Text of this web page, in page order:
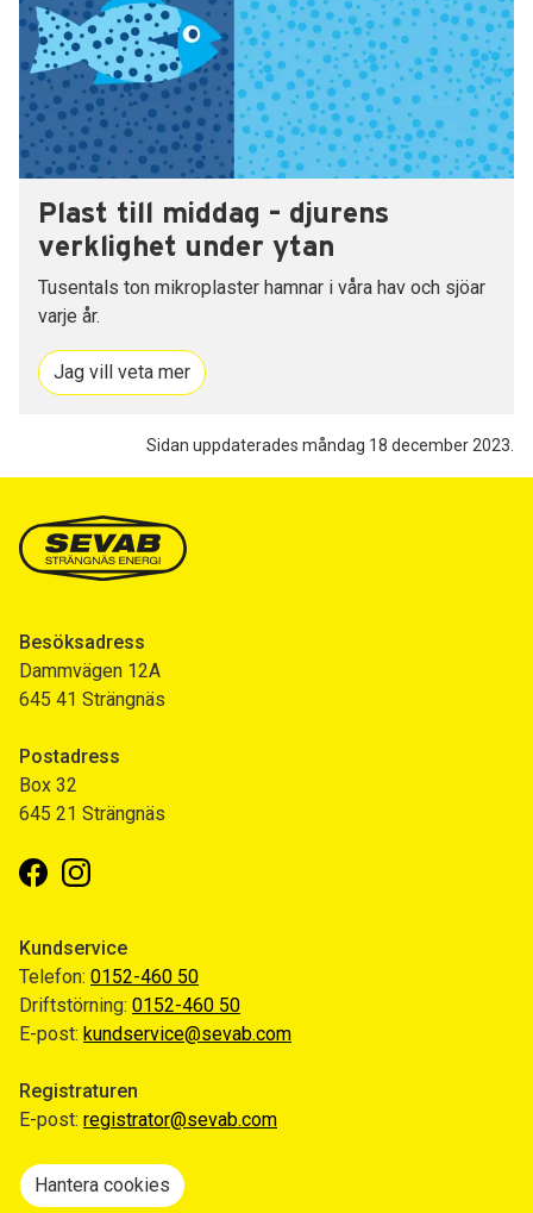
Plast till middag – djurens
verklighet under ytan
Tusentals ton mikroplaster hamnar i våra hav och sjöar
varje år.
Jag vill veta mer
Sidan uppdaterades måndag 18 december 2023.
Besöksadress
Dammvägen 12A
645 41 Strängnäs
Postadress
Box 32
645 21 Strängnäs
FacebookInstagram
Kundservice
Telefon: 0152-460 50
Driftstörning: 0152-460 50
E-post: kundservice@sevab.com
Registraturen
E-post: registrator@sevab.com
Hantera cookies